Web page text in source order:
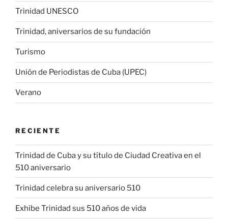
Trinidad UNESCO
Trinidad, aniversarios de su fundación
Turismo
Unión de Periodistas de Cuba (UPEC)
Verano
RECIENTE
Trinidad de Cuba y su título de Ciudad Creativa en el
510 aniversario
Trinidad celebra su aniversario 510
Exhibe Trinidad sus 510 años de vida